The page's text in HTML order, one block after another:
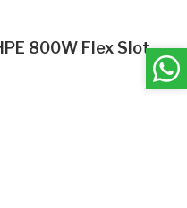
800W Flex Slot